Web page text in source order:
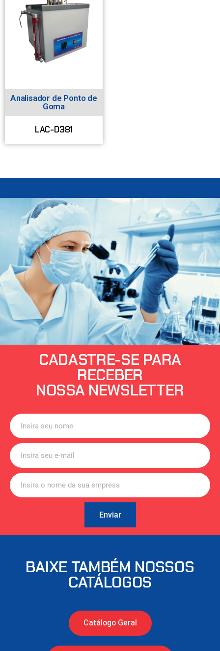
Analisador de Ponto de
Goma
LAC-D381
CADASTRE-SE PARA
RECEBER
NOSSA NEWSLETTER
Enviar
BAIXE TAMBÉM NOSSOS
CATÁLOGOS
Catálogo Geral